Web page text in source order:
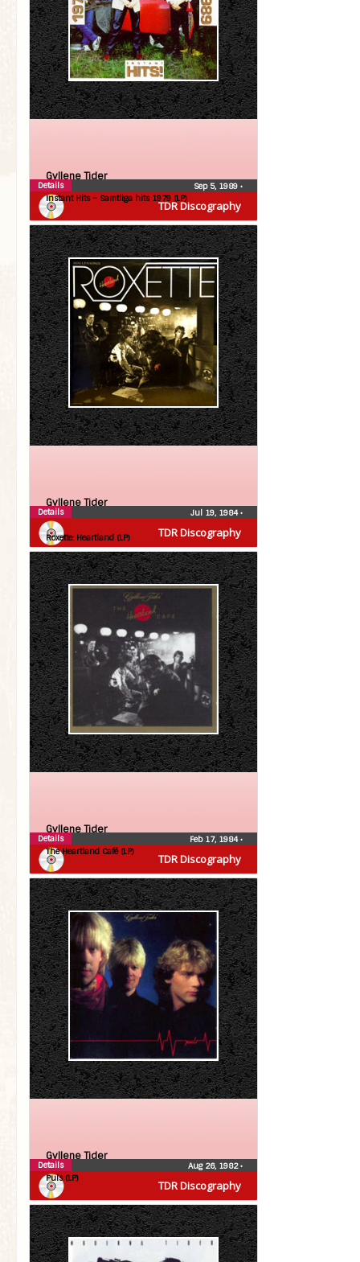
TDR Discography
Gyllene Tider
Instant Hits – Samtliga hits 1979 (LP)
Sep 5, 1989 •
Details
TDR Discography
Gyllene Tider
Roxette
Roxette: Heartland (LP)
Jul 19, 1984•
Details
TDR Discography
Gyllene Tider
The Heartland Café (LP)
Feb 17, 1984•
Details
TDR Discography
Gyllene Tider
Puls (LP)
Aug 26, 1982•
Details